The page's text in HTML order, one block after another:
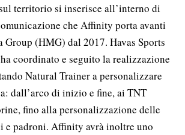
territorio si inserisce all’interno di
che Affinity porta avanti
Group (HMG) dal 2017. Havas Sports
coordinato e seguito la realizzazione
Natural Trainer a personalizzare
dall’arco di inizio e fine, ai TNT
fino alla personalizzazione delle
e padroni. Affinity avrà inoltre uno